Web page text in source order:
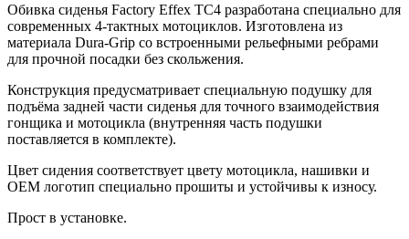
Обивка сиденья Factory Effex TC4 разработана специально для
современных 4-тактных мотоциклов. Изготовлена из
материала Dura-Grip со встроенными рельефными ребрами
для прочной посадки без скольжения.
Конструкция предусматривает специальную подушку для
подъёма задней части сиденья для точного взаимодействия
гонщика и мотоцикла (внутренняя часть подушки
поставляется в комплекте).
Цвет сидения соответствует цвету мотоцикла, нашивки и
OEM логотип специально прошиты и устойчивы к износу.
Прост в установке.